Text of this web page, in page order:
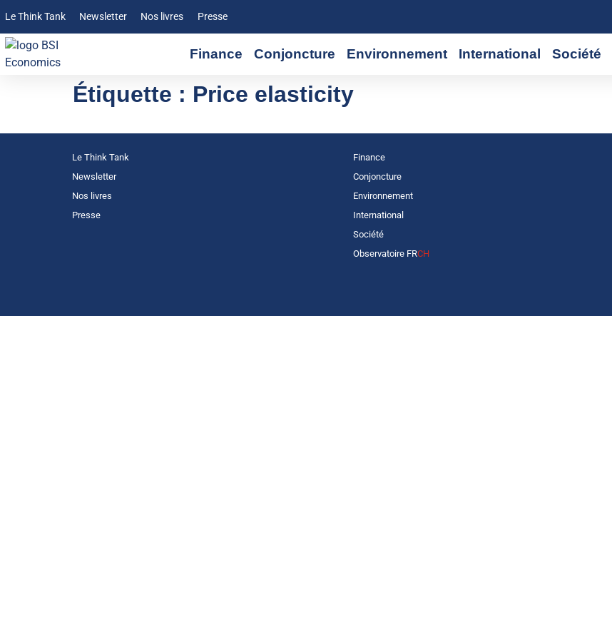
Le Think Tank Newsletter Nos livres Presse
Finance Conjoncture Environnement International Société
Étiquette : Price elasticity
Le Think Tank
Newsletter
Nos livres
Presse
Finance
Conjoncture
Environnement
International
Société
Observatoire FRCH